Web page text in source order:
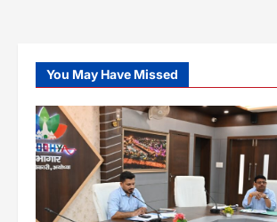
You May Have Missed